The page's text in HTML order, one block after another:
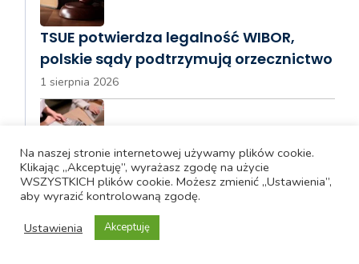
TSUE potwierdza legalność WIBOR,
polskie sądy podtrzymują orzecznictwo
1 sierpnia 2026
Jak ocenić kondycję i potencjał własnej
firmy – kluczowe wskaźniki
1 sierpnia 2026
Na naszej stronie internetowej używamy plików cookie.
Klikając „Akceptuję”, wyrażasz zgodę na użycie
WSZYSTKICH plików cookie. Możesz zmienić „Ustawienia”,
aby wyrazić kontrolowaną zgodę.
Ustawienia
Akceptuję